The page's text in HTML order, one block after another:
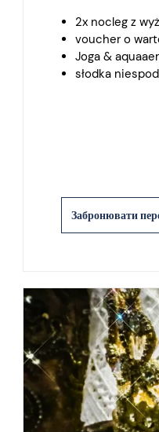
2x nocleg z
voucher o
Joga &
słodka
Забронювати